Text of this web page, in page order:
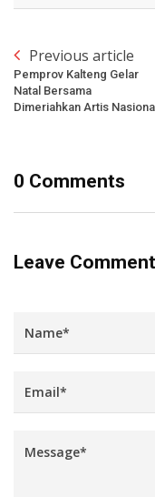
Previous article
Pemprov Kalteng Gelar
Natal Bersama
Dimeriahkan Artis
0 Comments
Leave